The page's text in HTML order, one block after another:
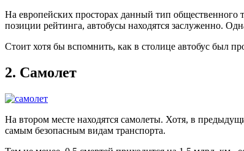
На европейских просторах данный тип общественного
позиции рейтинга, автобусы находятся заслуженно.
Стоит хотя бы вспомнить, как в столице автобус был
2. Cамолет
На втором месте находятся самолеты. Хотя, в
самым безопасным видам транспорта.